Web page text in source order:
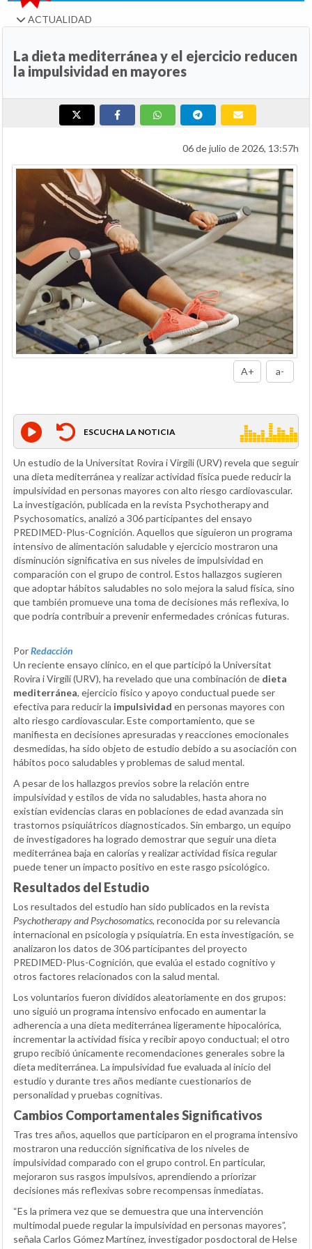
ACTUALIDAD
La dieta mediterránea y el ejercicio reducen
la impulsividad en mayores
06 de julio de 2026, 13:57h
A+ a-
ESCUCHA LA NOTICIA
Un estudio de la Universitat Rovira i Virgili (URV) revela que seguir
una dieta mediterránea y realizar actividad física puede reducir la
impulsividad en personas mayores con alto riesgo cardiovascular.
La investigación, publicada en la revista Psychotherapy and
Psychosomatics, analizó a 306 participantes del ensayo
PREDIMED-Plus-Cognición. Aquellos que siguieron un programa
intensivo de alimentación saludable y ejercicio mostraron una
disminución significativa en sus niveles de impulsividad en
comparación con el grupo de control. Estos hallazgos sugieren
que adoptar hábitos saludables no solo mejora la salud física, sino
que también promueve una toma de decisiones más reflexiva, lo
que podría contribuir a prevenir enfermedades crónicas futuras.
PorRedacción
Un reciente ensayo clínico, en el que participó la Universitat
Rovira i Virgili (URV), ha revelado que una combinación de dieta
mediterránea, ejercicio físico y apoyo conductual puede ser
efectiva para reducir la impulsividad en personas mayores con
alto riesgo cardiovascular. Este comportamiento, que se
manifiesta en decisiones apresuradas y reacciones emocionales
desmedidas, ha sido objeto de estudio debido a su asociación con
hábitos poco saludables y problemas de salud mental.
A pesar de los hallazgos previos sobre la relación entre
impulsividad y estilos de vida no saludables, hasta ahora no
existían evidencias claras en poblaciones de edad avanzada sin
trastornos psiquiátricos diagnosticados. Sin embargo, un equipo
de investigadores ha logrado demostrar que seguir una dieta
mediterránea baja en calorías y realizar actividad física regular
puede tener un impacto positivo en este rasgo psicológico.
Resultados del Estudio
Los resultados del estudio han sido publicados en la revista
Psychotherapy and Psychosomatics, reconocida por su relevancia
internacional en psicología y psiquiatría. En esta investigación, se
analizaron los datos de 306 participantes del proyecto
PREDIMED-Plus-Cognición, que evalúa el estado cognitivo y
otros factores relacionados con la salud mental.
Los voluntarios fueron divididos aleatoriamente en dos grupos:
uno siguió un programa intensivo enfocado en aumentar la
adherencia a una dieta mediterránea ligeramente hipocalórica,
incrementar la actividad física y recibir apoyo conductual; el otro
grupo recibió únicamente recomendaciones generales sobre la
dieta mediterránea. La impulsividad fue evaluada al inicio del
estudio y durante tres años mediante cuestionarios de
personalidad y pruebas cognitivas.
Cambios Comportamentales Significativos
Tras tres años, aquellos que participaron en el programa intensivo
mostraron una reducción significativa de los niveles de
impulsividad comparado con el grupo control. En particular,
mejoraron sus rasgos impulsivos, aprendiendo a priorizar
decisiones más reflexivas sobre recompensas inmediatas.
“Es la primera vez que se demuestra que una intervención
multimodal puede regular la impulsividad en personas mayores”,
señala Carlos Gómez Martínez, investigador posdoctoral de Helse